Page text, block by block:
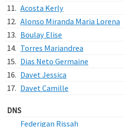
11. Acosta Kerly
12. Alonso Miranda Maria Lorena
13. Boulay Elise
14. Torres Mariandrea
15. Dias Neto Germaine
16. Davet Jessica
17. Davet Camille
DNS
Federigan Rissah